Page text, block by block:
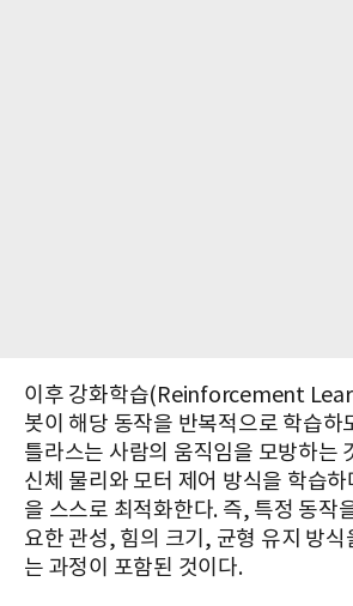
이후 강화학습(Reinforcement
봇이 해당 동작을 반복적으로 학습하
틀라스는 사람의 움직임을 모방하는
신체 물리와 모터 제어 방식을 학습
을 스스로 최적화한다. 즉, 특정 동작
요한 관성, 힘의 크기, 균형 유지 방식
는 과정이 포함된 것이다.